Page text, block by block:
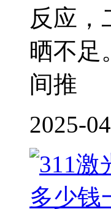
反应，
晒不足
间推
2025-